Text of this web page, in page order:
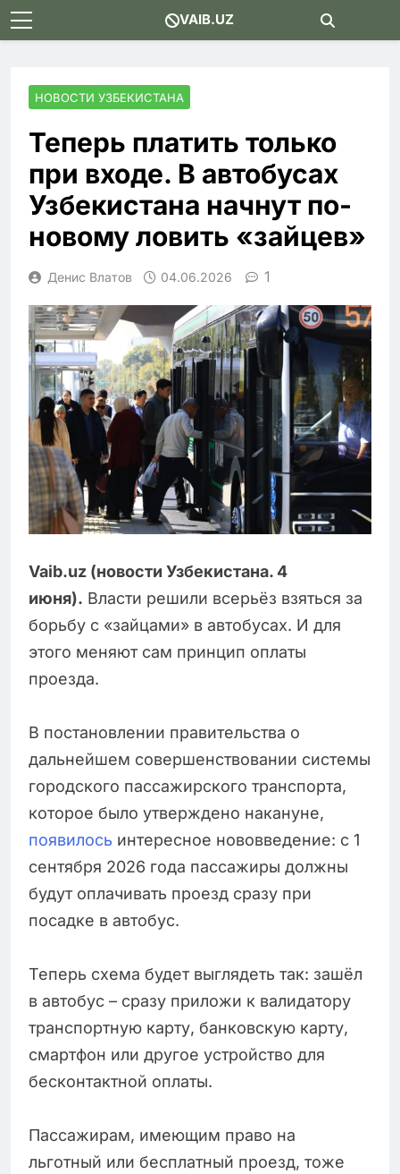
Skip
to
VAIB.UZ
НОВОСТИ УЗБЕКИСТАНА
Теперь платить только
при входе. В автобусах
Узбекистана начнут по-
новому ловить «зайцев»
Денис Влатов 04.06.2026 1
Vaib.uz (новости Узбекистана. 4
июня). Власти решили всерьёз взяться за
борьбу с «зайцами» в автобусах. И для
этого меняют сам принцип оплаты
проезда.
В постановлении правительства о
дальнейшем совершенствовании системы
городского пассажирского транспорта,
которое было утверждено накануне,
появилось интересное нововведение: с 1
сентября 2026 года пассажиры должны
будут оплачивать проезд сразу при
посадке в автобус.
Теперь схема будет выглядеть так: зашёл
в автобус – сразу приложи к валидатору
транспортную карту, банковскую карту,
смартфон или другое устройство для
бесконтактной оплаты.
Пассажирам, имеющим право на
льготный или бесплатный проезд, тоже